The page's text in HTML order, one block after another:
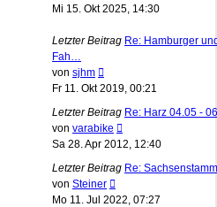
Beitrag
Mi 15. Okt 2025, 14:30
Letzter Beitrag Re: Hamburger
Fah…
von sjhm
Beitrag
Fr 11. Okt 2019, 00:21
Letzter Beitrag Re: Harz 04.05 -
von varabike
Beitrag
Sa 28. Apr 2012, 12:40
Letzter Beitrag Re:
von Steiner
Beitrag
Mo 11. Jul 2022, 07:27